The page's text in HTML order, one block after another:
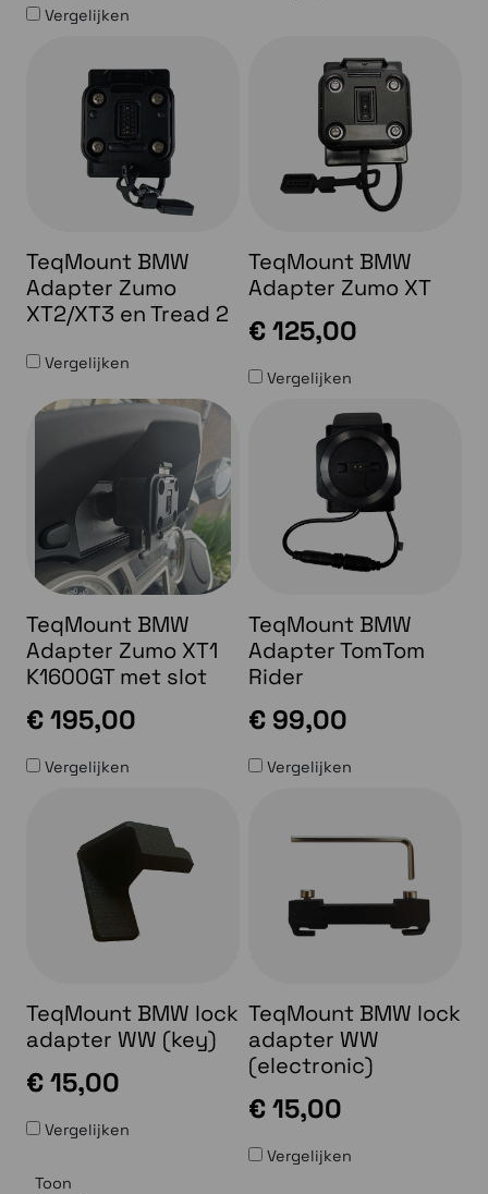
Vergelijken
TeqMount BMW
Adapter Zumo
XT2/XT3 en Tread 2
Vergelijken
TeqMount BMW
Adapter Zumo XT
€ 125,00
Vergelijken
TeqMount BMW
Adapter Zumo XT1
K1600GT met slot
€ 195,00
Vergelijken
TeqMount BMW
Adapter TomTom
Rider
€ 99,00
Vergelijken
TeqMount BMW lock
adapter WW (key)
€ 15,00
Vergelijken
TeqMount BMW lock
adapter WW
(electronic)
€ 15,00
Vergelijken
Toon